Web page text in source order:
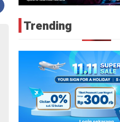
Trending